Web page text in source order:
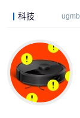
科技